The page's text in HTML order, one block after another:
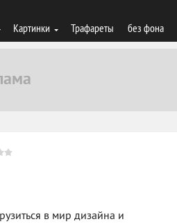
Картинки Трафареты без фона
в мир дизайна и